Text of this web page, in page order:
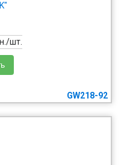
шт.
GW218-92